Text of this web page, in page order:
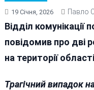
19 Січня, 2026 Павло
Відділ комунікації
повідомив про дві
на території
Трагічний випадок